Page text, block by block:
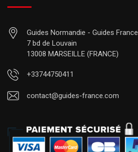
Guides Normandie - Guides France
7 bd de Louvain
13008 MARSEILLE (FRANCE)
+33744750411
contact@guides-france.com